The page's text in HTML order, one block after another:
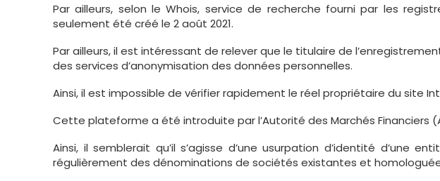
Par ailleurs, selon le Whois, service de recherche fourni par les
seulement été créé le 2 août 2021.
Par ailleurs, il est intéressant de relever que le titulaire de
des services d’anonymisation des données personnelles.
Ainsi, il est impossible de vérifier rapidement le réel propriétaire du site
Cette plateforme a été introduite par l’Autorité des Marchés Financiers
Ainsi, il semblerait qu’il s’agisse d’une usurpation d’identité
régulièrement des dénominations de sociétés existantes et